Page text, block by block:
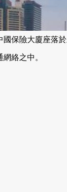
。中國保險大廈
之中。